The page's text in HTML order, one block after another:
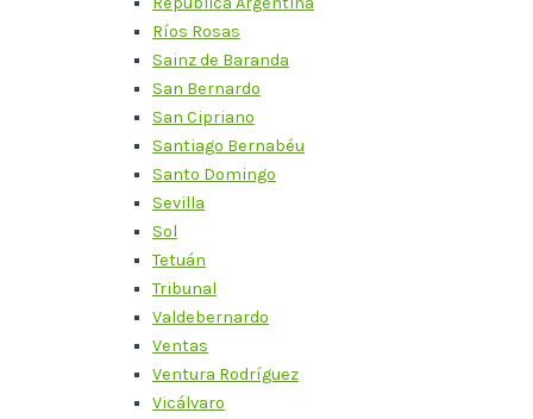
Ríos Rosas
Sainz de Baranda
San Bernardo
San Cipriano
Santiago Bernabéu
Santo Domingo
Sevilla
Sol
Tetuán
Tribunal
Valdebernardo
Ventas
Ventura Rodríguez
Vicálvaro